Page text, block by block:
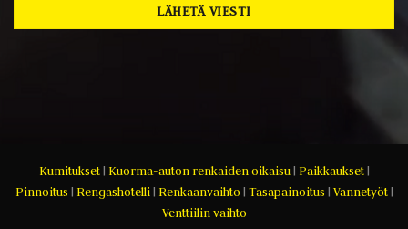
Kumitukset| Kuorma-auton renkaiden oikaisu| Paikkaukset|
Pinnoitus | Rengashotelli| Renkaanvaihto | Tasapainoitus | Vannetyöt|
Venttiilin vaihto